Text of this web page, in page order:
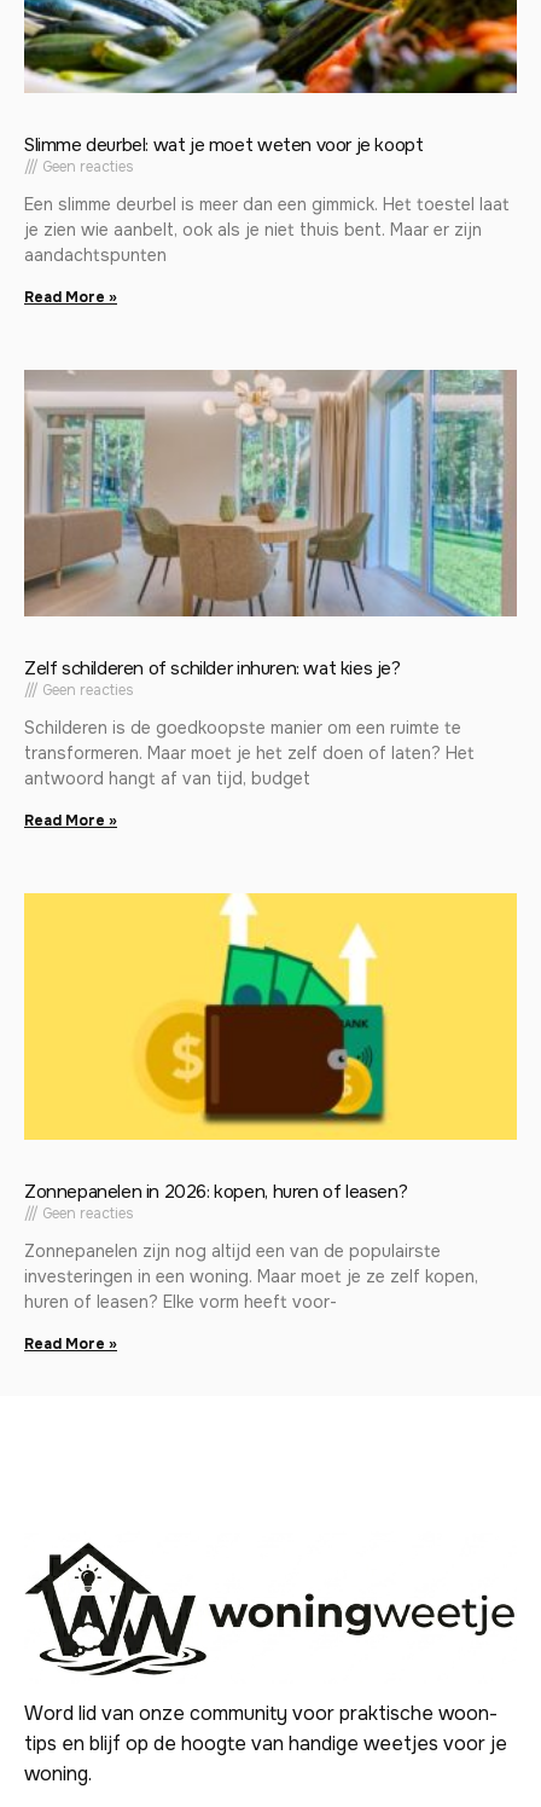
Slimme deurbel: wat je moet weten voor je koopt
Geen reacties
Een slimme deurbel is meer dan een gimmick. Het toestel laat
je zien wie aanbelt, ook als je niet thuis bent. Maar er zijn
aandachtspunten
Read More »
Zelf schilderen of schilder inhuren: wat kies je?
Geen reacties
Schilderen is de goedkoopste manier om een ruimte te
transformeren. Maar moet je het zelf doen of laten? Het
antwoord hangt af van tijd, budget
Read More »
Zonnepanelen in 2026: kopen, huren of leasen?
Geen reacties
Zonnepanelen zijn nog altijd een van de populairste
investeringen in een woning. Maar moet je ze zelf kopen,
huren of leasen? Elke vorm heeft voor-
Read More »
Word lid van onze community voor praktische woon-
tips en blijf op de hoogte van handige weetjes voor je
woning.